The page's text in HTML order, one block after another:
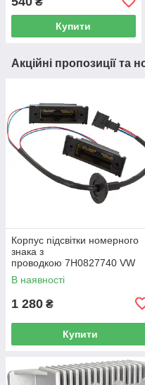
перехідник 2 шт
КОМПЛЕКТ
Купити
Акційні пропозиції та
Корпус підсвітки номерного
знака з
проводкою 7H0827740 VW
Caddy III (2K) 2004-2015
/ Caddy IV (SA) 2016-
В наявності
1 280 ₴
Купити